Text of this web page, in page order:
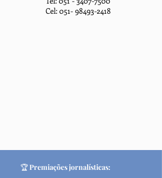
Cel: 051- 98493-2418
​🏆Premiações jornalísticas: